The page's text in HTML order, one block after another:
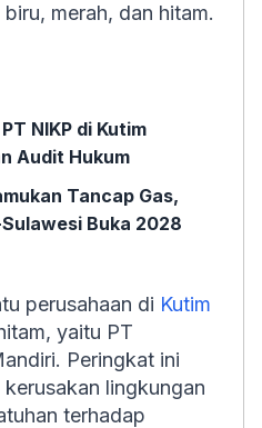
merah, dan hitam.
NIKP di Kutim
Audit Hukum
Tancap Gas,
Buka 2028
perusahaan di Kutim
yaitu PT
Peringkat ini
lingkungan
terhadap